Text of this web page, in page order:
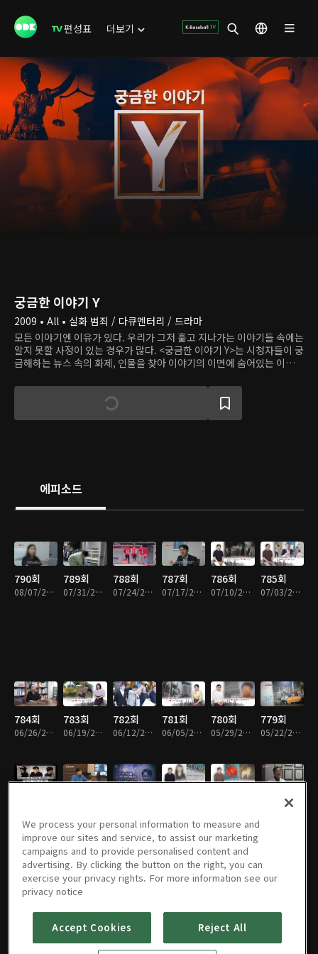
편성표 더보기
궁금한 이야기 Y
2009 • All • 실화 범죄 / 다큐멘터리 / 드라마
모든 이야기엔 이유가 있다. 우리가 그저 훑고 지나가는 이야기들 속에는
알지 못할 사정이 있는 경우가 많다. <궁금한 이야기 Y>는 시청자들이 궁
금해하는 뉴스 속의 화제, 인물을 찾아 이야기의 이면에 숨어있는 이유를
에피소드
790회
08/07/2026 • 51분
789회
07/31/2026 • 51분
788회
07/24/2026 • 51분
787회
07/17/2026 • 49분
786회
07/10/2026 • 51분
785회
07/03/2026 • 53분
784회
06/26/2026 • 51분
783회
06/19/2026 • 50분
782회
06/12/2026 • 51분
781회
06/05/2026 • 50분
780회
05/29/2026 • 52분
779회
05/22/2026 • 51분
773회
772회
04/03/2026 • 50분
771회 770회 769회 768회 767회
We process your personal information to measure and
improve our sites and service, to assist our marketing
campaigns and to provide personalised content and
advertising. By clicking the button on the right, you can
exercise your privacy rights. For more information see our
privacy notice
Accept Cookies Reject All